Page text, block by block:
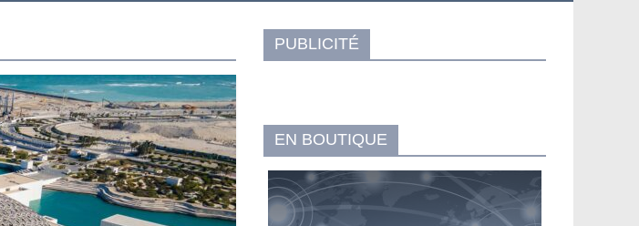
PUBLICITÉ
EN BOUTIQUE